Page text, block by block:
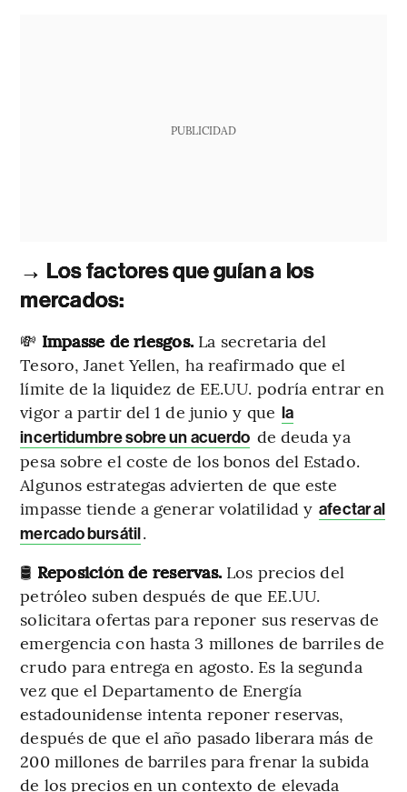
PUBLICIDAD
→ Los factores que guían a los
mercados:
💸 Impasse de riesgos. La secretaria del
Tesoro, Janet Yellen, ha reafirmado que el
límite de la liquidez de EE.UU. podría entrar en
vigor a partir del 1 de junio y que la
incertidumbre sobre un acuerdo de deuda ya
pesa sobre el coste de los bonos del Estado.
Algunos estrategas advierten de que este
impasse tiende a generar volatilidad y afectar al
mercado bursátil.
🛢️ Reposición de reservas. Los precios del
petróleo suben después de que EE.UU.
solicitara ofertas para reponer sus reservas de
emergencia con hasta 3 millones de barriles de
crudo para entrega en agosto. Es la segunda
vez que el Departamento de Energía
estadounidense intenta reponer reservas,
después de que el año pasado liberara más de
200 millones de barriles para frenar la subida
de los precios en un contexto de elevada